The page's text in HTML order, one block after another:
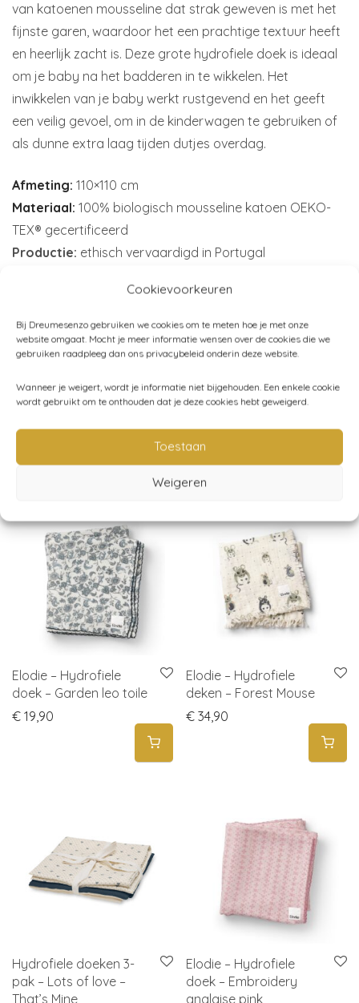
Cookievoorkeuren
Bij Dreumesenzo gebruiken we cookies om te meten hoe je met onze
website omgaat. Mocht je meer informatie wensen over de cookies die we
gebruiken raadpleeg dan ons privacybeleid onderin deze website.
Wanneer je weigert, wordt je informatie niet bijgehouden. Een enkele cookie
wordt gebruikt om te onthouden dat je deze cookies hebt geweigerd.
Toestaan
Weigeren
van katoenen mousseline dat strak geweven is met het
fijnste garen, waardoor het een prachtige textuur heeft
en heerlijk zacht is. Deze grote hydrofiele doek is ideaal
om je baby na het badderen in te wikkelen. Het
inwikkelen van je baby werkt rustgevend en het geeft
een veilig gevoel, om in de kinderwagen te gebruiken of
als dunne extra laag tijden dutjes overdag.
Afmeting: 110×110 cm
Materiaal: 100% biologisch mousseline katoen OEKO-
TEX® gecertificeerd
Productie: ethisch vervaardigd in Portugal
Artikelnummer:GF212022-2900-331GL
Garbo&Friends
Gerelateerde producten
Elodie – Hydrofiele
doek – Garden leo toile
€ 19,90
Elodie – Hydrofiele
deken – Forest Mouse
€ 34,90
Hydrofiele doeken 3-
pak – Lots of love –
That’s Mine
Elodie – Hydrofiele
doek – Embroidery
anglaise pink